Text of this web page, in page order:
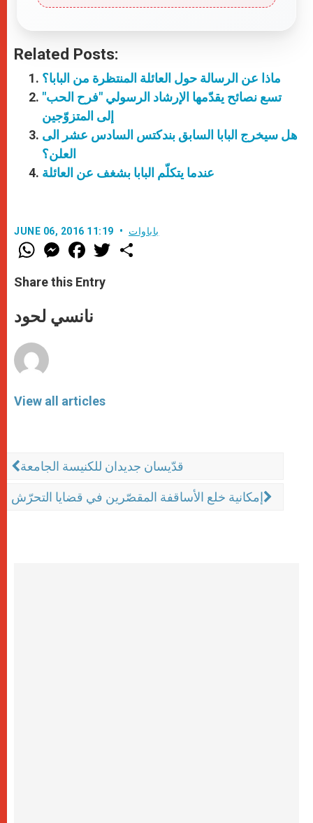
Related Posts:
ماذا عن الرسالة حول العائلة المنتظرة من البابا؟
تسع نصائح يقدّمها الإرشاد الرسولي "فرح الحب"
إلى المتزوّجين
هل سيخرج البابا السابق بندكتس السادس عشر الى
العلن؟
عندما يتكلّم البابا بشغف عن العائلة
JUNE 06, 2016 11:19 باباوات
W
h
t
s
p
p
M
e
s
e
e
F
a
e
b
o
k
w
Share this Entry
نانسي لحود
View all articles
قدّيسان جديدان للكنيسة الجامعة
إمكانية خلع الأساقفة المقصّرين في قضايا التحرّش